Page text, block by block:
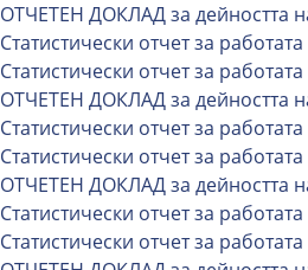
ОТЧЕТЕН ДОКЛАД за дейността
Статистически отчет за
Статистически отчет за
ОТЧЕТЕН ДОКЛАД за дейността
Статистически отчет за
Статистически отчет за
ОТЧЕТЕН ДОКЛАД за дейността
Статистически отчет за
Статистически отчет за